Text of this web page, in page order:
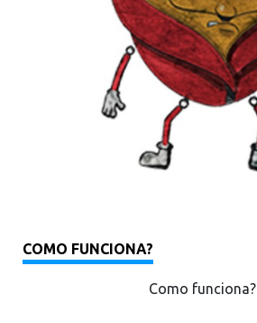
COMO FUNCIONA?
Como funciona?